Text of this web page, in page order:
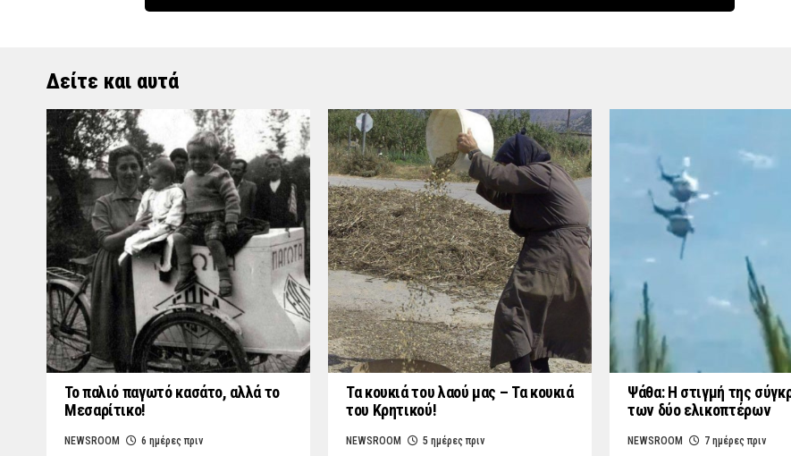
Δείτε και αυτά
Το παλιό παγωτό κασάτο, αλλά το
Μεσαρίτικο!
NEWSROOM 6 ημέρες πριν
Τα κουκιά του λαού μας – Τα κουκιά
του Κρητικού!
NEWSROOM 5 ημέρες πριν
Ψάθα: Η στιγμή της
των δύο ελικοπτέρων
NEWSROOM 7 ημέρες πριν